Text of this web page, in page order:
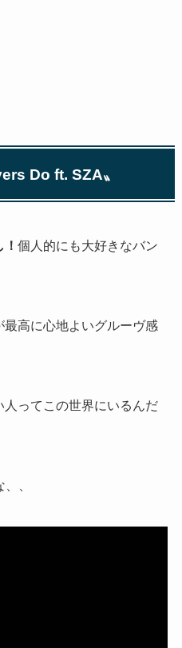
Do ft. SZA〟
個人的にも大好きなバン
高に心地よいグルーヴ感
ってこの世界にいるんだ
、